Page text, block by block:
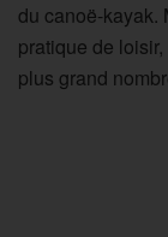
du canoë-kayak.
pratique de
plus grand